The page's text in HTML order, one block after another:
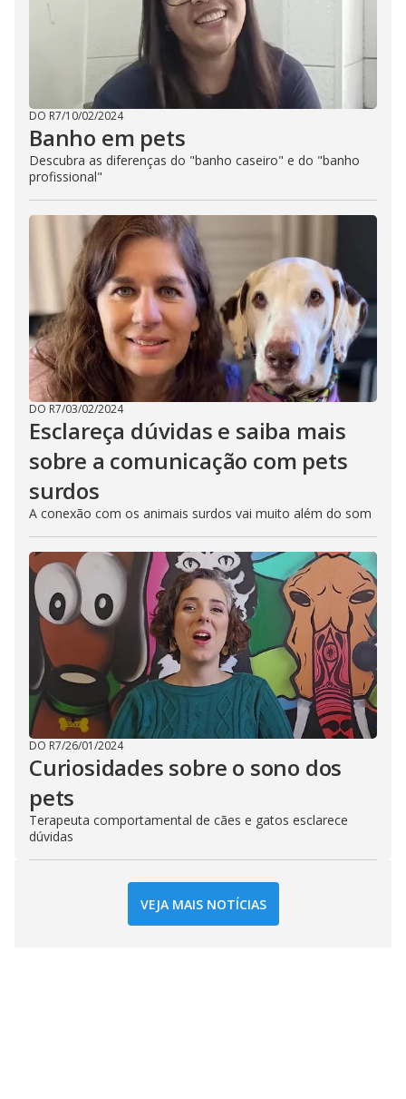
DO R7/10/02/2024
Banho em pets
Descubra as diferenças do "banho caseiro" e do "banho
profissional"
DO R7/03/02/2024
Esclareça dúvidas e saiba mais
sobre a comunicação com pets
surdos
A conexão com os animais surdos vai muito além do som
DO R7/26/01/2024
Curiosidades sobre o sono dos
pets
Terapeuta comportamental de cães e gatos esclarece
dúvidas
VEJA MAIS NOTÍCIAS